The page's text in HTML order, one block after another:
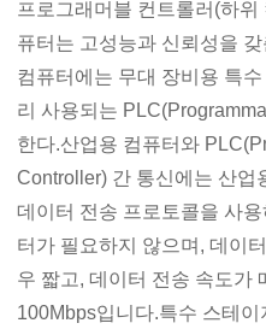
프로그래머블 컨트롤러(하
퓨터는 고성능과 신뢰성을
컴퓨터에는 무대 장비용 특
리 사용되는
한다.산업용 컴퓨터와
Controller) 간 통신에는 산업
데이터 전송 프로토콜을 사
터가 필요하지 않으며, 데이
우 짧고, 데이터 전송 속도가
100Mbps입니다.특수 스테